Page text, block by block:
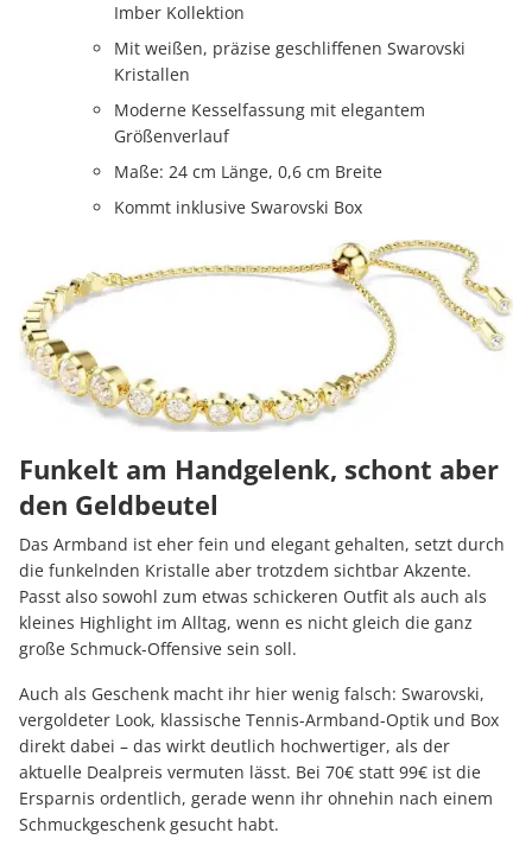
Imber Kollektion
Mit weißen, präzise geschliffenen Swarovski
Kristallen
Moderne Kesselfassung mit elegantem
Größenverlauf
Maße: 24 cm Länge, 0,6 cm Breite
Kommt inklusive Swarovski Box
Funkelt am Handgelenk, schont aber
den Geldbeutel
Das Armband ist eher fein und elegant gehalten, setzt durch
die funkelnden Kristalle aber trotzdem sichtbar Akzente.
Passt also sowohl zum etwas schickeren Outfit als auch als
kleines Highlight im Alltag, wenn es nicht gleich die ganz
große Schmuck-Offensive sein soll.
Auch als Geschenk macht ihr hier wenig falsch: Swarovski,
vergoldeter Look, klassische Tennis-Armband-Optik und Box
direkt dabei – das wirkt deutlich hochwertiger, als der
aktuelle Dealpreis vermuten lässt. Bei 70€ statt 99€ ist die
Ersparnis ordentlich, gerade wenn ihr ohnehin nach einem
Schmuckgeschenk gesucht habt.